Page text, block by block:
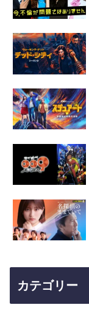
カテゴリー